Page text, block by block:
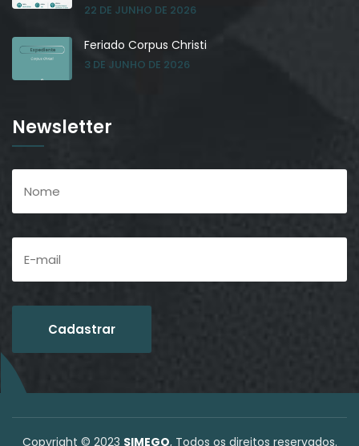
22 DE JUNHO DE 2026
Feriado Corpus Christi
3 DE JUNHO DE 2026
Newsletter
Copyright © 2023 SIMEGO, Todos os direitos reservados.